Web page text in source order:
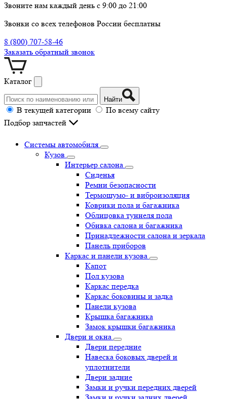
Звоните нам каждый день с 9:00 до 21:00
Звонки со всех телефонов России бесплатны
8 (800) 707-58-46
Заказать обратный звонок
Каталог
Найти
В текущей категории
По всему сайту
Подбор запчастей
Системы автомобиля
Кузов
Интерьер салона
Сиденья
Ремни безопасности
Термошумо- и виброизоляция
Коврики пола и багажника
Облицовка туннеля пола
Обивка салона и багажника
Принадлежности салона и зеркала
Панель приборов
Каркас и панели кузова
Капот
Пол кузова
Каркас передка
Каркас боковины и задка
Панели кузова
Крышка багажника
Замок крышки багажника
Двери и окна
Двери передние
Навеска боковых дверей и
уплотнители
Двери задние
Замки и ручки передних дверей